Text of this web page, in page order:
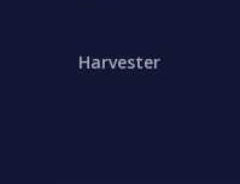
Harvester